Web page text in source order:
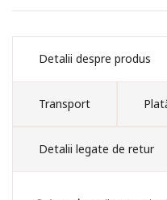
Detalii despre produs
Transport
Detalii legate de retur